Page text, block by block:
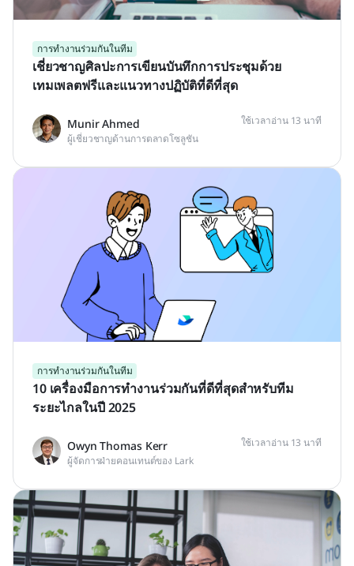
การทำงานร่วมกันในทีม
เชี่ยวชาญศิลปะการเขียนบันทึกการประชุมด้วย
เทมเพลตฟรีและแนวทางปฏิบัติที่ดีที่สุด
Munir Ahmed
ผู้เชี่ยวชาญด้านการตลาดโซลูชัน
ใช้เวลาอ่าน 13 นาที
การทำงานร่วมกันในทีม
10 เครื่องมือการทำงานร่วมกันที่ดีที่สุดสำหรับทีม
ระยะไกลในปี 2025
Owyn Thomas Kerr
ผู้จัดการฝ่ายคอนเทนต์ของ Lark
ใช้เวลาอ่าน 13 นาที